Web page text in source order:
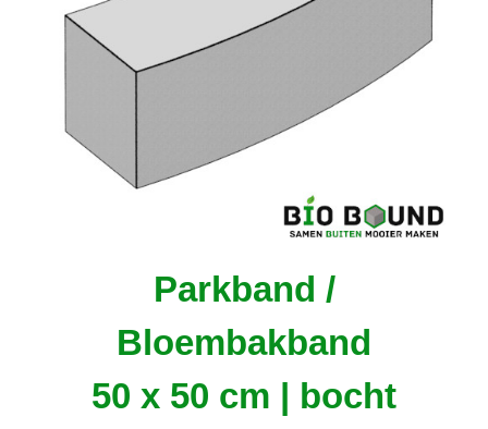
Parkband /
Bloembakband
50 x 50 cm | bocht